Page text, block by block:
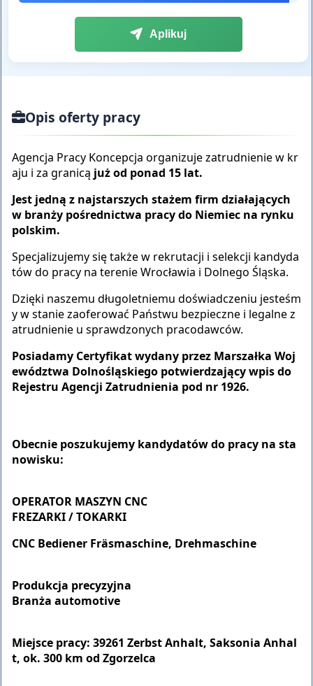
Aplikuj
Opis oferty pracy
Agencja Pracy Koncepcja organizuje zatrudnienie w kr
aju i za granicą już od ponad 15 lat.
Jest jedną z najstarszych stażem firm działających
w branży pośrednictwa pracy do Niemiec na rynku
polskim.
Specjalizujemy się także w rekrutacji i selekcji kandyda
tów do pracy na terenie Wrocławia i Dolnego Śląska.
Dzięki naszemu długoletniemu doświadczeniu jesteśm
y w stanie zaoferować Państwu bezpieczne i legalne z
atrudnienie u sprawdzonych pracodawców.
Posiadamy Certyfikat wydany przez Marszałka Woj
ewództwa Dolnośląskiego potwierdzający wpis do
Rejestru Agencji Zatrudnienia pod nr 1926.
Obecnie poszukujemy kandydatów do pracy na sta
nowisku:
OPERATOR MASZYN CNC
FREZARKI / TOKARKI
CNC Bediener Fräsmaschine, Drehmaschine
Produkcja precyzyjna
Branża automotive
Miejsce pracy: 39261 Zerbst Anhalt, Saksonia Anhal
t, ok. 300 km od Zgorzelca